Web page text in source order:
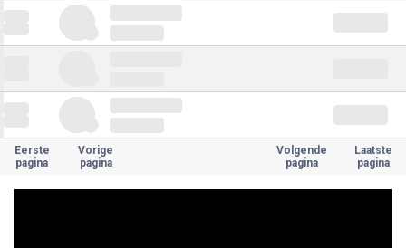
Eerste
pagina
Vorige
pagina
Volgende
pagina
Laatste
pagina